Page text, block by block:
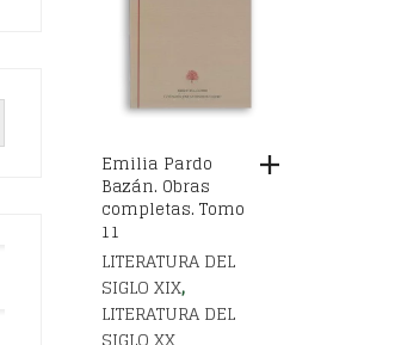
Emilia Pardo
Bazán. Obras
completas. Tomo
11
LITERATURA DEL
SIGLO XIX,
LITERATURA DEL